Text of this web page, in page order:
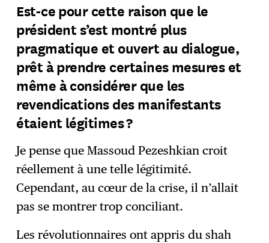
Est-ce pour cette raison que le
président s’est montré plus
pragmatique et ouvert au dialogue,
prêt à prendre certaines mesures et
même à considérer que les
revendications des manifestants
étaient légitimes ?
Je pense que Massoud Pezeshkian croit
réellement à une telle légitimité.
Cependant, au cœur de la crise, il n’allait
pas se montrer trop conciliant.
Les révolutionnaires ont appris du shah